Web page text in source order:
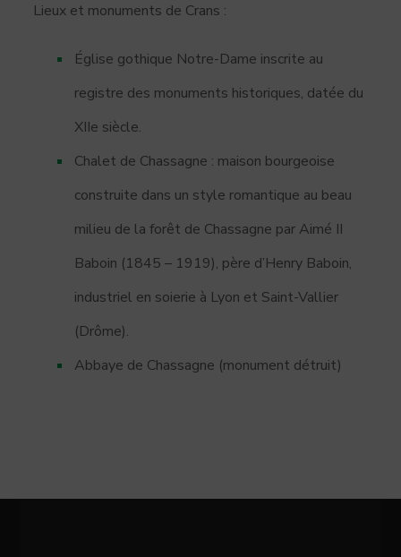
Lieux et monuments de Crans :
Église gothique Notre-Dame inscrite au
registre des monuments historiques, datée du
XIIe siècle.
Chalet de Chassagne : maison bourgeoise
construite dans un style romantique au beau
milieu de la forêt de Chassagne par Aimé II
Baboin (1845 – 1919), père d’Henry Baboin,
industriel en soierie à Lyon et Saint-Vallier
(Drôme).
Abbaye de Chassagne (monument détruit)